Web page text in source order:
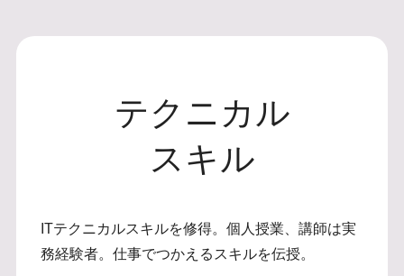
テクニカル
スキル
ITテクニカルスキルを修得。個人授業、講師は実
務経験者。仕事でつかえるスキルを伝授。